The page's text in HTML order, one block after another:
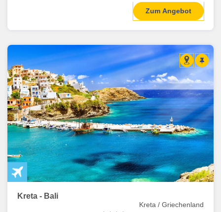
Zum Angebot
Kreta - Bali
Kreta / Griechenland